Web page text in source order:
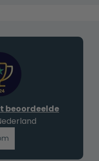
beoordeelde